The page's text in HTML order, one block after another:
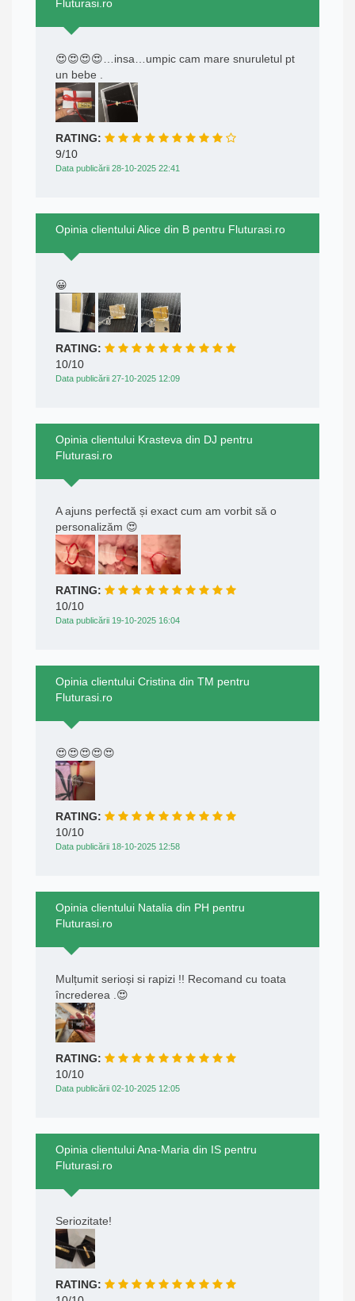
Fluturasi.ro
😍😍😍😍…insa…umpic cam mare snuruletul pt
un bebe .
RATING:
9/10
Data publicării 28-10-2025 22:41
Opinia clientului Alice din B pentru Fluturasi.ro
😀
RATING:
10/10
Data publicării 27-10-2025 12:09
Opinia clientului Krasteva din DJ pentru
Fluturasi.ro
A ajuns perfectă și exact cum am vorbit să o
personalizăm 😍
RATING:
10/10
Data publicării 19-10-2025 16:04
Opinia clientului Cristina din TM pentru
Fluturasi.ro
😍😍😍😍😍
RATING:
10/10
Data publicării 18-10-2025 12:58
Opinia clientului Natalia din PH pentru
Fluturasi.ro
Mulțumit serioși si rapizi !! Recomand cu toata
încrederea .😍
RATING:
10/10
Data publicării 02-10-2025 12:05
Opinia clientului Ana-Maria din IS pentru
Fluturasi.ro
Seriozitate!
RATING: